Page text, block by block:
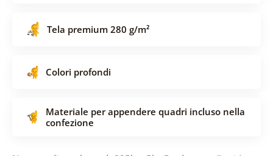
Tela premium 280 g/m²
Colori profondi
Materiale per appendere quadri incluso nella
confezione